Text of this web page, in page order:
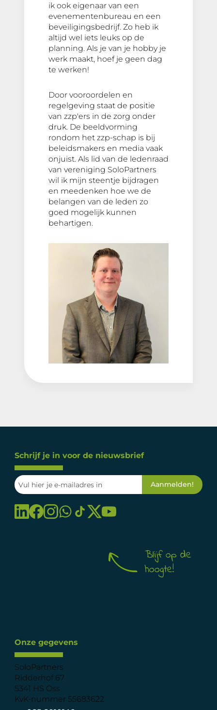
ik ook eigenaar van een
evenementenbureau en een
beveiligingsbedrijf. Zo heb ik
altijd wel iets leuks op de
planning. Als je van je hobby je
werk maakt, hoef je geen dag
te werken!
Door vooroordelen en
regelgeving staat de positie
van zzp'ers in de zorg onder
druk. De beeldvorming
rondom het zzp-schap is bij
beleidsmakers en media vaak
onjuist. Als lid van de ledenraad
van vereniging SoloPartners
wil ik mijn steentje bijdragen
en meedenken hoe we de
belangen van de leden zo
goed mogelijk kunnen
behartigen.
Onze gegevens
SoloPartners
Ridderhof 67
5341 HS Oss
KvK-nummer 55683622
Schrijf je in voor de nieuwsbrief
Blijf op de
hoogte!